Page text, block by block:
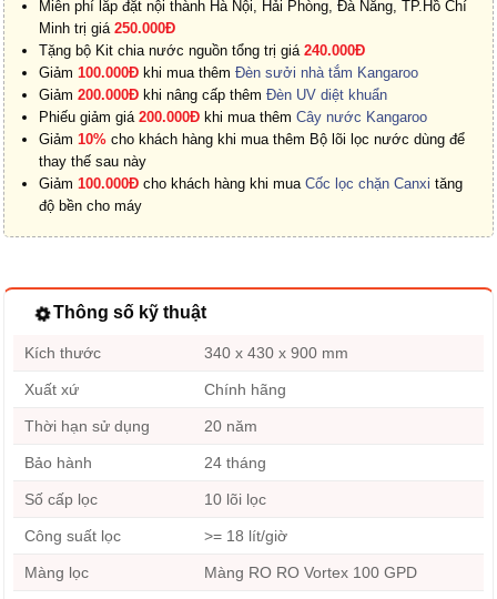
Miễn phí lắp đặt nội thành Hà Nội, Hải Phòng, Đà Nẵng, TP.Hồ Chí
Minh trị giá250.000Đ
Tặng bộ Kit chia nước nguồn tổng trị giá240.000Đ
Giảm100.000Đ khi mua thêmĐèn sưởi nhà tắm Kangaroo
Giảm200.000Đ khi nâng cấp thêmĐèn UV diệt khuẩn
Phiếu giảm giá200.000Đ khi mua thêmCây nước Kangaroo
Giảm10% cho khách hàng khi mua thêm Bộ lõi lọc nước dùng để
thay thế sau này
Giảm100.000Đ cho khách hàng khi muaCốc lọc chặn Canxi tăng
độ bền cho máy
Thông số kỹ thuật
Kích thước 340 x 430 x 900 mm
Xuất xứ Chính hãng
Thời hạn sử dụng 20 năm
Bảo hành 24 tháng
Số cấp lọc 10 lõi lọc
Công suất lọc >= 18 lít/giờ
Màng lọc Màng RO RO Vortex 100 GPD